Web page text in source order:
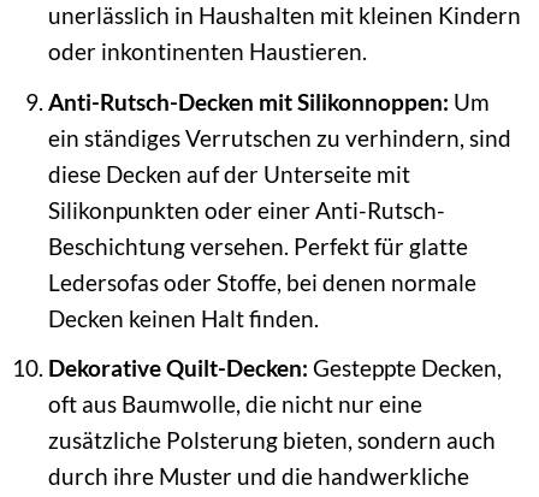
unerlässlich in Haushalten mit kleinen Kindern
oder inkontinenten Haustieren.
Anti-Rutsch-Decken mit Silikonnoppen: Um
ein ständiges Verrutschen zu verhindern, sind
diese Decken auf der Unterseite mit
Silikonpunkten oder einer Anti-Rutsch-
Beschichtung versehen. Perfekt für glatte
Ledersofas oder Stoffe, bei denen normale
Decken keinen Halt finden.
Dekorative Quilt-Decken: Gesteppte Decken,
oft aus Baumwolle, die nicht nur eine
zusätzliche Polsterung bieten, sondern auch
durch ihre Muster und die handwerkliche